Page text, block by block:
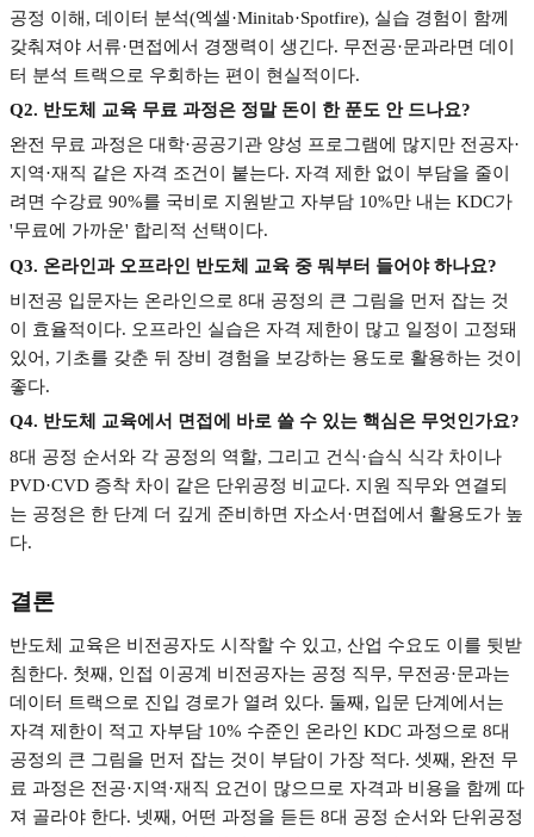
공정 이해, 데이터 분석(엑셀·Minitab·Spotfire), 실습 경험이 함께
갖춰져야 서류·면접에서 경쟁력이 생긴다. 무전공·문과라면 데이
터 분석 트랙으로 우회하는 편이 현실적이다.
Q2. 반도체 교육 무료 과정은 정말 돈이 한 푼도 안 드나요?
완전 무료 과정은 대학·공공기관 양성 프로그램에 많지만 전공자·
지역·재직 같은 자격 조건이 붙는다. 자격 제한 없이 부담을 줄이
려면 수강료 90%를 국비로 지원받고 자부담 10%만 내는 KDC가
'무료에 가까운' 합리적 선택이다.
Q3. 온라인과 오프라인 반도체 교육 중 뭐부터 들어야 하나요?
비전공 입문자는 온라인으로 8대 공정의 큰 그림을 먼저 잡는 것
이 효율적이다. 오프라인 실습은 자격 제한이 많고 일정이 고정돼
있어 , 기초를 갖춘 뒤 장비 경험을 보강하는 용도로 활용하는 것이
좋다.
Q4. 반도체 교육에서 면접에 바로 쓸 수 있는 핵심은 무엇인가요?
8대 공정 순서와 각 공정의 역할, 그리고 건식·습식 식각 차이나
PVD·CVD 증착 차이 같은 단위공정 비교다. 지원 직무와 연결되
는 공정은 한 단계 더 깊게 준비하면 자소서·면접에서 활용도가 높
다.
결론
반도체 교육은 비전공자도 시작할 수 있고, 산업 수요도 이를 뒷받
침한다. 첫째 , 인접 이공계 비전공자는 공정 직무, 무전공·문과는
데이터 트랙으로 진입 경로가 열려 있다. 둘째 , 입문 단계에서는
자격 제한이 적고 자부담 10% 수준인 온라인 KDC 과정으로 8대
공정의 큰 그림을 먼저 잡는 것이 부담이 가장 적다. 셋째 , 완전 무
료 과정은 전공·지역·재직 요건이 많으므로 자격과 비용을 함께 따
져 골라야 한다. 넷째 , 어떤 과정을 듣든 8대 공정 순서와 단위공정